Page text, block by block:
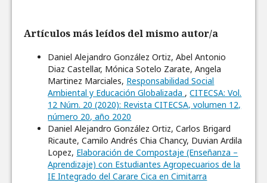
Artículos más leídos del mismo autor/a
Daniel Alejandro González Ortiz, Abel Antonio
Diaz Castellar, Mónica Sotelo Zarate, Angela
Martinez Marciales, Responsabilidad Social
Ambiental y Educación Globalizada ,CITECSA: Vol.
12 Núm. 20 (2020): Revista CITECSA, volumen 12,
número 20, año 2020
Daniel Alejandro González Ortiz, Carlos Brigard
Ricaute, Camilo Andrés Chia Chancy, Duvian Ardila
Lopez, Elaboración de Compostaje (Enseñanza –
Aprendizaje) con Estudiantes Agropecuarios de la
IE Integrado del Carare Cica en Cimitarra